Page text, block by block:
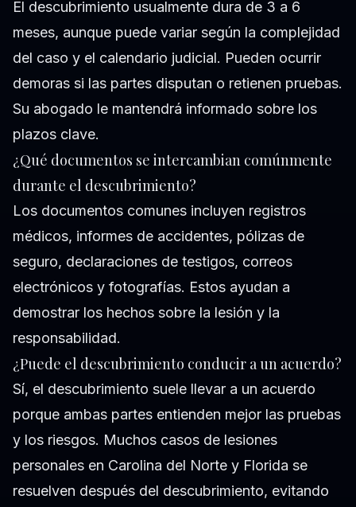
El descubrimiento usualmente dura de 3 a 6
meses, aunque puede variar según la complejidad
del caso y el calendario judicial. Pueden ocurrir
demoras si las partes disputan o retienen pruebas.
Su abogado le mantendrá informado sobre los
plazos clave.
¿Qué documentos se intercambian comúnmente
durante el descubrimiento?
Los documentos comunes incluyen registros
médicos, informes de accidentes, pólizas de
seguro, declaraciones de testigos, correos
electrónicos y fotografías. Estos ayudan a
demostrar los hechos sobre la lesión y la
responsabilidad.
¿Puede el descubrimiento conducir a un acuerdo?
Sí, el descubrimiento suele llevar a un acuerdo
porque ambas partes entienden mejor las pruebas
y los riesgos. Muchos casos de lesiones
personales en Carolina del Norte y Florida se
resuelven después del descubrimiento, evitando